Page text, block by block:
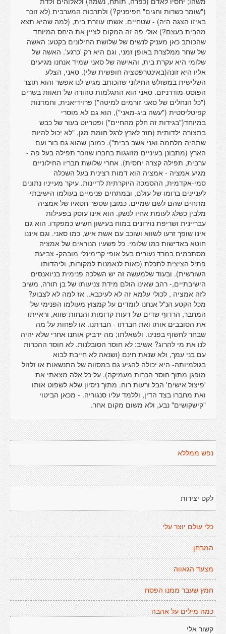
("שומר כשרות וחגים" חפיפניק?) ולתרבות המערבית (לא זוכר
באיזו הצגה היה) - שטחיים. אשתו עוזרת בית, (למה שהיא תצא
מהבית בעצם?) אולי פה זה המקום לציין את היחס המיוחד
שהכותב כאן מעניק לנשים של שלושת החילונים בקטע: האשה
של שחר ממלצרת באופן זמני, וגם היא רק 'כרגע'. האשה של
שלומי היא עקרת בית, והאישה של סאני שמיד אנחנו מגיעים
אליו היא זונה(באינטרפטציה חופשית שלי). סאני, הצלע
השלישית במשולש החילוני שהכותב מגיש לנו אפשר והוא תוצר
הפוסט-מודרניזם. סאני הוא התגלמות טהורה של תאוות בשרים
("כל הנחלים של סאני זורמים למיטה") פרוידיאנית, וחמדנות
קפיטליסטית ("עשה ביג-מאני"), הוא גם לא מוסרי
במיוחד("בגידות זה חלק מהחיים") ופטריוט בעור של כבש
בתצורה ילדותית (חזר לארץ לרגל חומת מגן, "לא יכול להיות
שתהיה מלחמה ואני אשב בבית"). כמובן שהוא גם בור ועם
הארץ (מתבונן בעיניים מזוגגות בחברו שזוכר תפילה בעל פה -
ערבית, תפילה קצרה יחסית). אחרי שלושת חבריו החילוניים
מגיע אמציה - אמציה הוא דמות רצינית בעל השכלה
סמי-אקדמית, ההסמכה היוקרתית לדיינות. עיקר מעייניו נתונים
לעניינים ברומו של עולם, ובמתחים פנימיים בעולמו הישיבתי-
מתחים שהם לשם שמיים. כמובן שספר חטאיו של אמציה
מלבין כשלג לעומת אחיו לנשק. הוא אינו עוסק בפעילות
עבריינית ושריפת נוירונים במוח בעישון חשיש כמפקדו. הוא גם
אינו שופך זרעו לשווא ושוכב עם אשת איש, כמו סאני. וגם איננו
חוטא באדישות כמו שלומי. כל פשעיו הנוראים של אמציה
מסתכמים במרד נעורים בעל אופי קרימינלי מובהק- צביעת
פתיל הציצית לתכלת (כאות לנאמנות למקורות, וליהדותו
השורשית). ובעוד שלמעשה זה יש השלכה פנימית בניואנסים
הישיבתיים,- רהב שאינו הולם מידת צניעותו של בן תורה, משיב
לזה אמציה , לכולי עלמא זה לא לעיכבא.. אז למה לא לצבוע?
מכל הקטע הנ"ל אנחנו לומדים על קמצוץ מעולמו הפנימי של
המחבר, הרדוף שדים של דעות קדומות והנחות שווא, וראייתו
את הסובבים אותו ואת חברתו - חברתנו. או לפחות על מה
שבחר לחשוף בפנינו. ולשאלתו; מה ידביק אותנו אחרי שלא יהיה
לנו את מי להרוג? אשיב: לא חוסר הסובלנות. לא חוסר ההכרות
עם בני עמך, ולא שנאת חינם (ושנאה לא חייבת לבוא
בגולמיותה- היא יכולה להגיע גם במסווה של התנשאות או זלזול
מופגן מתוך חוסר הכרות מעמיקה). על כל אלה מצאתי את
'פיצול אישים' הבל ורעות רוח. מתוך ניסיון שלא לשפוט אותו
ואת מחברו בצד הדין, וללמד עליו סנגוריה. - מכאן הביטוי
"קישקושים" נבע, ולא משום מקום אחר.
נפש ממללא
לקט יצירות
כלי עולם יוצר עלי
המבחן
מצעד הגאווה
חמץ שעבר ממנו הפסח
כמה מילים על אהבה
קשור אלי